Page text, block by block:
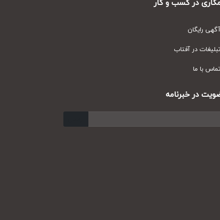
در کسب و کار
رایگان
در آفتاب
با ما
در خبرنامه